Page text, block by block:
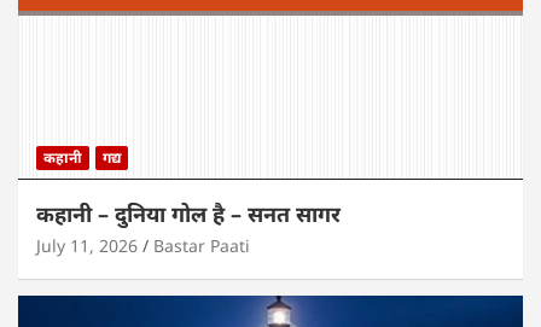
कहानी गद्य
कहानी – दुनिया गोल है – सनत सागर
July 11, 2026 Bastar Paati